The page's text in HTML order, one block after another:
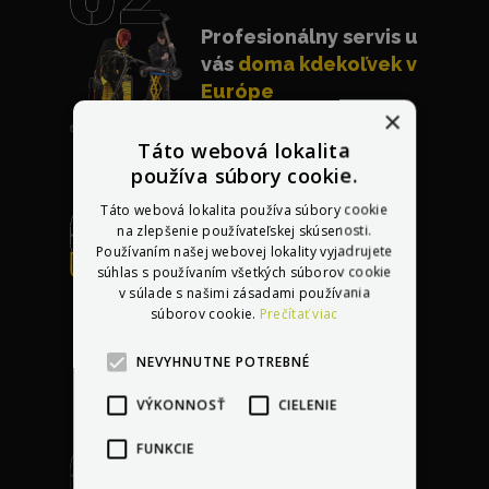
Profesionálny servis u
vás doma kdekoľvek v
Európe
Bezplatná oprava
akéhokoľvek
poškodeniado 30 dní
×
Táto webová lokalita
používa súbory cookie.
Táto webová lokalita používa súbory cookie
na zlepšenie používateľskej skúsenosti.
Používaním našej webovej lokality vyjadrujete
súhlas s používaním všetkých súborov cookie
v súlade s našimi zásadami používania
súborov cookie. Prečítať viac
NEVYHNUTNE POTREBNÉ
VÝKONNOSŤ CIELENIE
FUNKCIE